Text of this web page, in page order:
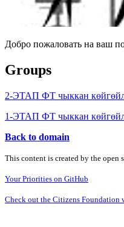
Добро пожаловать на ваш
Groups
2-ЭТАП ФТ чыккан
1-ЭТАП ФТ чыккан
Back to domain
This content is created by the
Your Priorities on GitHub
Check out the Citizens Foundation